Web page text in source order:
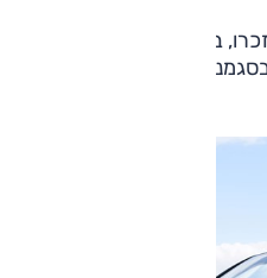
בתואר 'אוטו השנה 2024 בסגמנט משפחתיות גדולות